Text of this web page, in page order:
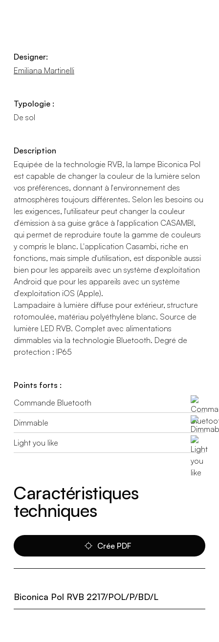
Designer:
Emiliana Martinelli
Typologie :
De sol
Description
Equipée de la technologie RVB, la lampe Biconica Pol
est capable de changer la couleur de la lumière selon
vos préférences, donnant à l'environnement des
atmosphères toujours différentes. Selon les besoins ou
les exigences, l'utilisateur peut changer la couleur
d'émission à sa guise grâce à l'application CASAMBI,
qui permet de reproduire toute la gamme de couleurs
y compris le blanc. L'application Casambi, riche en
fonctions, mais simple d'utilisation, est disponible aussi
bien pour les appareils avec un système d'exploitation
Android que pour les appareils avec un système
d'exploitation iOS (Apple).
Lampadaire à lumière diffuse pour extérieur, structure
rotomoulée, matériau polyéthylène blanc. Source de
lumière LED RVB. Complet avec alimentations
dimmables via la technologie Bluetooth. Degré de
protection : IP65
Points forts :
Commande Bluetooth
Dimmable
Light you like
Caractéristiques
techniques
Crée PDF
Biconica Pol RVB 2217/POL/P/BD/L